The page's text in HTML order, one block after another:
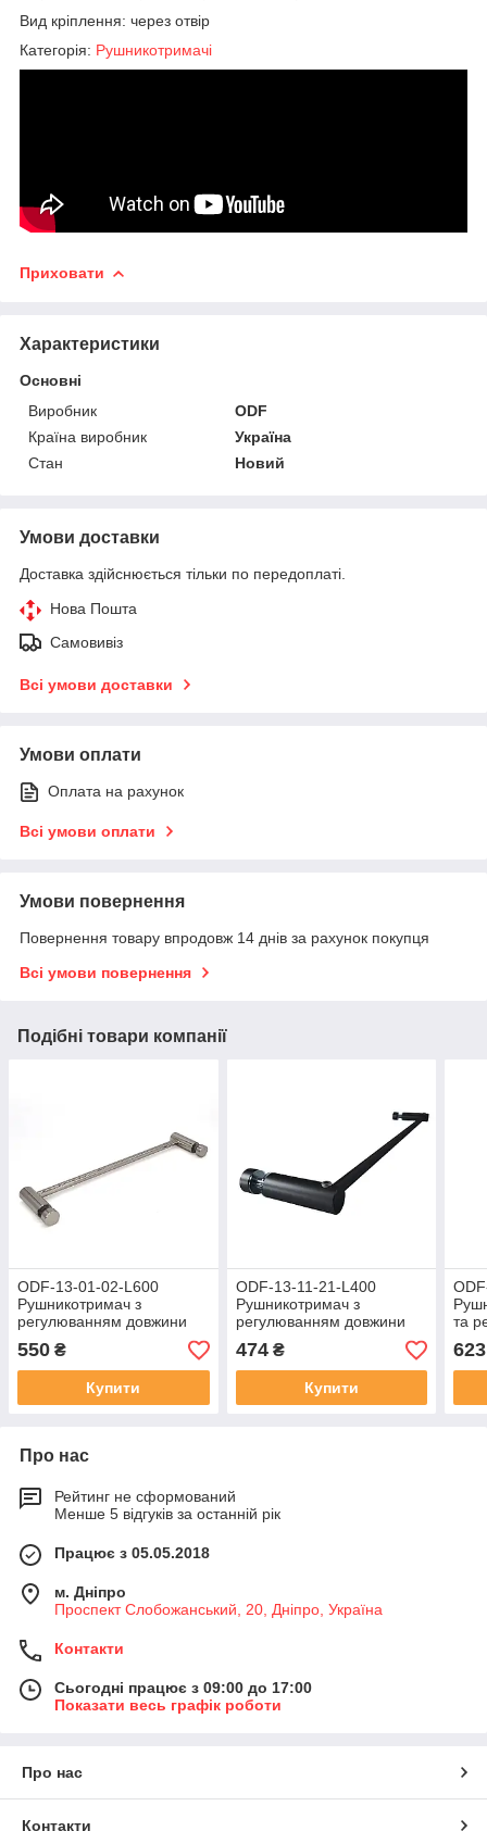
Вид кріплення: через отвір
Категорія: Рушникотримачі
Приховати
Характеристики
Основні
Виробник
ODF
Країна виробник
Україна
Стан
Новий
Умови доставки
Доставка здійснюється тільки по передоплаті.
Нова Пошта
Самовивіз
Всі умови доставки
Умови оплати
Оплата на рахунок
Всі умови оплати
Умови повернення
Повернення товару впродовж 14 днів за рахунок покупця
Всі умови повернення
Подібні товари компанії
ODF-13-01-02-L600
Рушникотримач з
регулюванням довжини
600мм полірований
550 ₴
Купити
ODF-13-11-21-L400
Рушникотримач з
регулюванням довжини
400мм чорний
474₴
Купити
та
623
Про нас
Рейтинг не сформований
Менше 5 відгуків за останній рік
Працює з 05.05.2018
м. Дніпро
Проспект Слобожанський, 20, Дніпро, Україна
Контакти
Сьогодні працює з 09:00 до 17:00
Показати весь графік роботи
Про нас
Контакти